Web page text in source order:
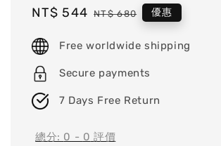
Sale
NT$ 544 Regular
NT$ 680 優惠
Free worldwide shipping
Secure payments
7 Days Free Return
總分: 0 - 0 評價